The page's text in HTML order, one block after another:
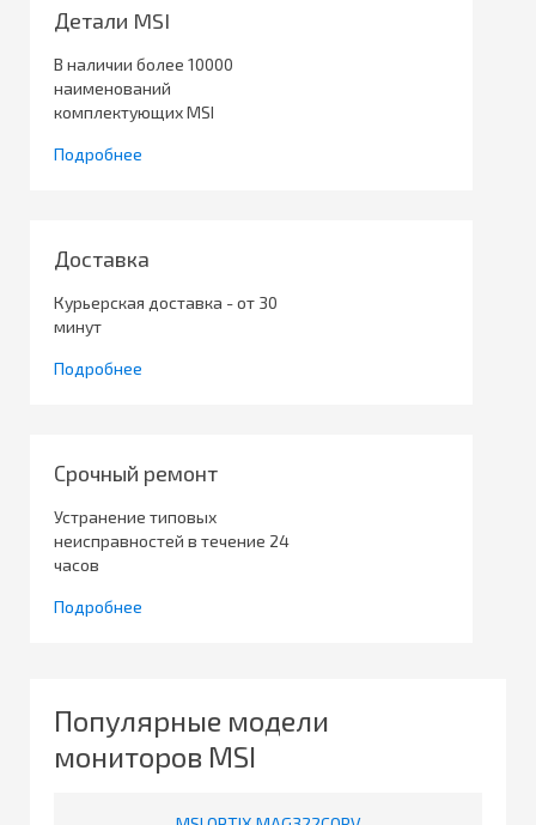
Детали MSI
В наличии более 10000
наименований
комплектующих MSI
Подробнее
Доставка
Курьерская доставка - от 30
минут
Подробнее
Срочный ремонт
Устранение типовых
неисправностей в течение 24
часов
Подробнее
Популярные модели
мониторов MSI